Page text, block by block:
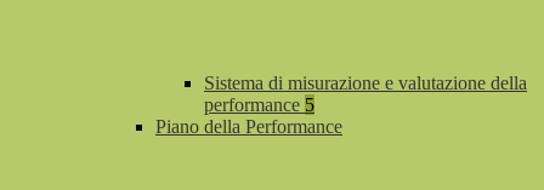
Sistema di misurazione e valutazione della
performance 5
Piano della Performance